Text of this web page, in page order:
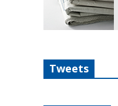
Tweets